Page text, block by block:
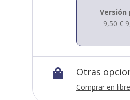
Versión
9,50€
 Otras
Comprar en